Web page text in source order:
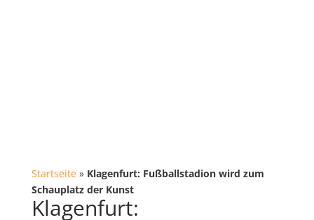
Startseite» Klagenfurt: Fußballstadion wird zum
Schauplatz der Kunst
Klagenfurt: